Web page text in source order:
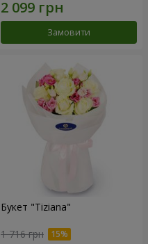
Замовити
Букет "Tiziana"
1 716 грн